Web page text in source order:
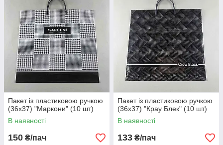
Пакет із пластиковою ручкою
(36х37) "Маркони" (10 шт)
В наявності
150 ₴/пач
Пакет із пластиковою ручкою
(36х37) "Крау Блек" (10 шт)
В наявності
133 ₴/пач